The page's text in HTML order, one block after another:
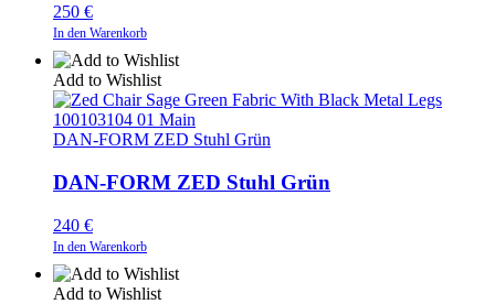
250 €
In den Warenkorb
Add to Wishlist
DAN-FORM ZED Stuhl Grün
DAN-FORM ZED Stuhl Grün
240 €
In den Warenkorb
Add to Wishlist